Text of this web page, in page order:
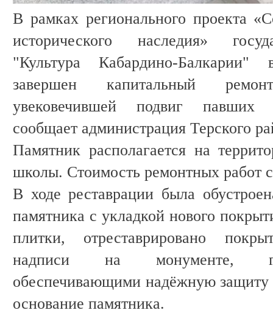
В рамках регионального проекта
исторического наследия»
"Культура Кабардино-
завершен капитальный
увековечившей подвиг павших
сообщает администрация Терского
Памятник располагается на
школы. Стоимость ремонтных работ
В ходе реставрации была
памятника с укладкой нового
плитки, отреставрировано
надписи на монументе,
обеспечивающими надёжную защиту
основание памятника.